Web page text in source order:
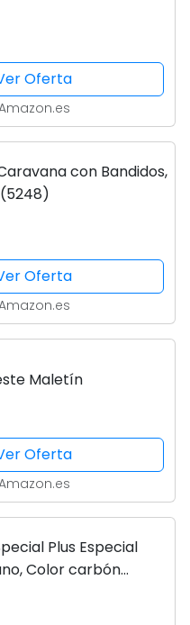
Oferta
con Bandidos,
Oferta
Maletín
Oferta
Plus Especial
Color carbón